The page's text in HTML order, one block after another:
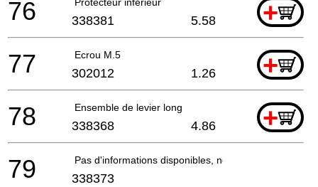
Protecteur inférieur +
76 338381 5.58
Ecrou M.5 +
77 302012 1.26
Ensemble de levier long +
78 338368 4.86
Pas d'informations disponibles, non commandable
79 338373